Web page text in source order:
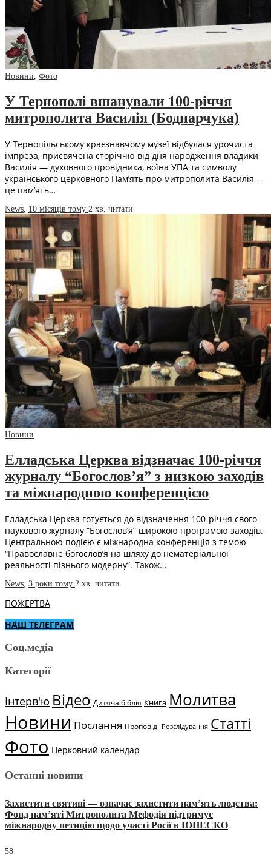
Новини, Фото
У Тернополі вшанували 100-річчя
митрополита Василія (Боднарчука)
У Тернопільському краєзнавчому музеї відбулася урочиста
імпреза, присвячена сторіччю від дня народження владики
Василія — духовного провідника, воїна УПА та символу
українського церковного Пам’ять про митрополита Василія —
це пам’ять…
News 10 місяців тому 2 хв. читати
Новини
Елладська Церква відзначає 100-річчя
журналу “Богослов’я” з низкою заходів
та міжнародною конференцією
Елладська Церква готується до відзначення 100-річчя свого
наукового журналу “Богослов’я” широкою програмою заходів.
Центральною подією є міжнародна конференція з темою
“Православне богослов’я на шляху до нематеріальної
реальності пізнього модерну”. Також…
News 3 роки тому 2 хв. читати
ПОЖЕРТВА
НАШ ТЕЛЕГРАМ
Соц.медіа
Категорії
Інтерв'ю Відео Дитяча біблія Книга Молитва
Новини Послання Проповіді Розслідування Статті
Фото Церковний календар
Останні новини
Захистити святині — означає захистити пам’ять людства:
Фонд пам’яті Митрополита Мефодія підтримує
міжнародну петицію щодо участі Росії в ЮНЕСКО
58